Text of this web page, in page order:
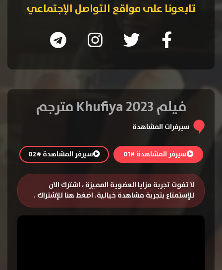
تابعونا على مواقع التواصل الإجتماعي
فيلم Khufiya 2023 مترجم
سيرفرات المشاهدة
سيرفر المشاهدة #01 سيرفر المشاهدة #02
لا تفوت تجربة مزايا العضوية المميزة ، اشترك الان
للإستمتاع بتجربة مشاهدة خيالية. اضغط هنا للإشتراك .